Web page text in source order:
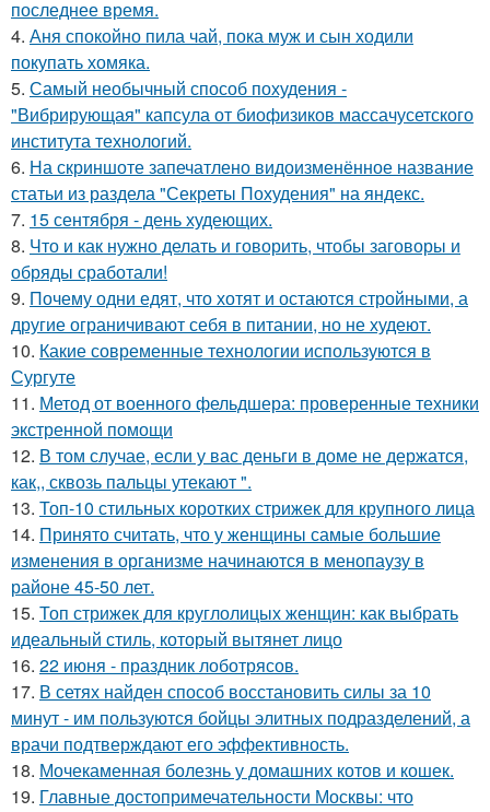
последнее время.
4. Аня спокойно пила чай, пока муж и сын ходили
покупать хомяка.
5. Самый необычный способ похудения -
"Вибрирующая" капсула от биофизиков массачусетского
института технологий.
6. На скриншоте запечатлено видоизменённое название
статьи из раздела "Секреты Похудения" на яндекс.
7. 15 сентября - день худеющих.
8. Что и как нужно делать и говорить, чтобы заговоры и
обряды сработали!
9. Почему одни едят, что хотят и остаются стройными, а
другие ограничивают себя в питании, но не худеют.
10. Какие современные технологии используются в
Сургуте
11. Метод от военного фельдшера: проверенные техники
экстренной помощи
12. В том случае, если у вас деньги в доме не держатся,
как,, сквозь пальцы утекают ".
13. Топ-10 стильных коротких стрижек для крупного лица
14. Принято считать, что у женщины самые большие
изменения в организме начинаются в менопаузу в
районе 45-50 лет.
15. Топ стрижек для круглолицых женщин: как выбрать
идеальный стиль, который вытянет лицо
16. 22 июня - праздник лоботрясов.
17. В сетях найден способ восстановить силы за 10
минут - им пользуются бойцы элитных подразделений, а
врачи подтверждают его эффективность.
18. Мочекаменная болезнь у домашних котов и кошек.
19. Главные достопримечательности Москвы: что